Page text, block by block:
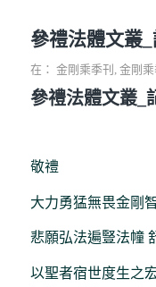
參禮法體文叢
在： 金剛乘季刊 , 金剛
參禮法體文叢_
敬禮
大力勇猛無畏金剛
悲願弘法遍豎法幢
以聖者宿世度生之